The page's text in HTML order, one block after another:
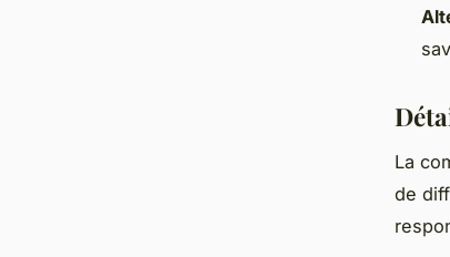
La
de